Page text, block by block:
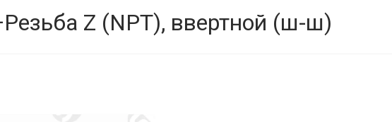
Z (NPT), ввертной (ш-ш)